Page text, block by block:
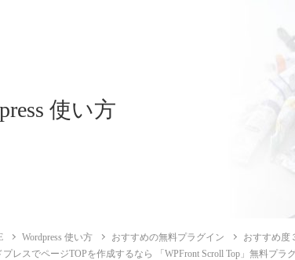
使い方
Wordpress 使い方 おすすめの無料プラグイン
おすすめ度
プレスでページTOPを作成するなら 「WPFront Scroll Top」無料プラ